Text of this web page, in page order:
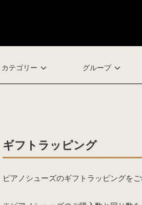
カテゴリー グループ
ギフトラッピング
ピアノシューズのギフトラッピングを